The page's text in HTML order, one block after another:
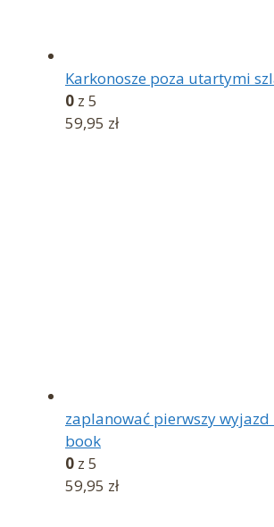
Karkonosze poza utartymi
0 z 5
59,95 zł
zaplanować pierwszy wyjazd
book
0 z 5
59,95 zł